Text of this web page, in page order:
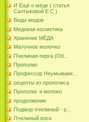
И Ещё о мёде ( статья
Салтыковой Е С )
Виды медов
Медовая косметика
Хранение МЁДА
Маточное молочко
Пчелиная перга (Об...
Прополис
Профессор Неумываки...
рецепты из прополиса
Прополис и молоко
продолжение
Подмор пчелиный - р...
Пчелиный воск